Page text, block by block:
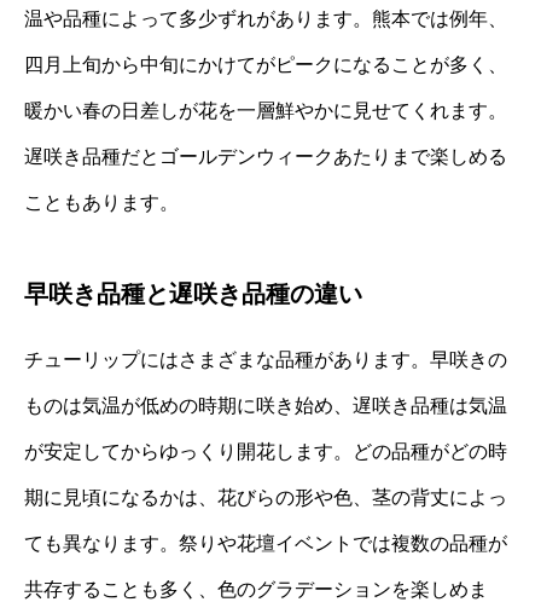
温や品種によって多少ずれがあります。熊本では例年、
四月上旬から中旬にかけてがピークになることが多く、
暖かい春の日差しが花を一層鮮やかに見せてくれます。
遅咲き品種だとゴールデンウィークあたりまで楽しめる
こともあります。
早咲き品種と遅咲き品種の違い
チューリップにはさまざまな品種があります。早咲きの
ものは気温が低めの時期に咲き始め、遅咲き品種は気温
が安定してからゆっくり開花します。どの品種がどの時
期に見頃になるかは、花びらの形や色、茎の背丈によっ
ても異なります。祭りや花壇イベントでは複数の品種が
共存することも多く、色のグラデーションを楽しめま